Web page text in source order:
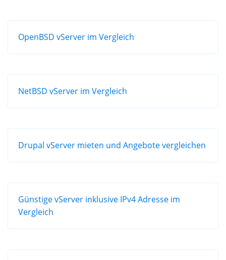
OpenBSD vServer im Vergleich
NetBSD vServer im Vergleich
Drupal vServer mieten und Angebote vergleichen
Günstige vServer inklusive IPv4 Adresse im
Vergleich